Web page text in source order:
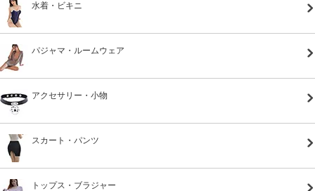
水着・ビキニ
パジャマ・ルームウェア
アクセサリー・小物
スカート・パンツ
トップス・ブラジャー